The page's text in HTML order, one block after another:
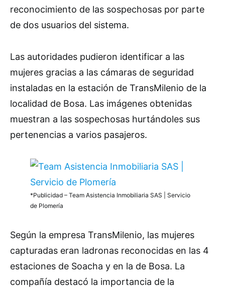
reconocimiento de las sospechosas por parte
de dos usuarios del sistema.
Las autoridades pudieron identificar a las
mujeres gracias a las cámaras de seguridad
instaladas en la estación de TransMilenio de la
localidad de Bosa. Las imágenes obtenidas
muestran a las sospechosas hurtándoles sus
pertenencias a varios pasajeros.
*Publicidad – Team Asistencia Inmobiliaria SAS | Servicio
de Plomería
Según la empresa TransMilenio, las mujeres
capturadas eran ladronas reconocidas en las 4
estaciones de Soacha y en la de Bosa. La
compañía destacó la importancia de la